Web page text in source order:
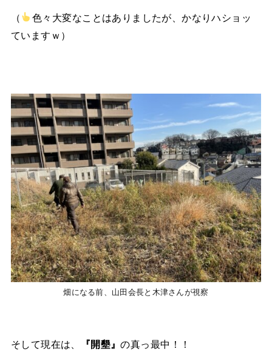
（
色々大変なことはありましたが、かなりハショッ
ていますｗ）
畑になる前、山田会長と木津さんが視察
そして現在は、 『開墾』の真っ最中！！